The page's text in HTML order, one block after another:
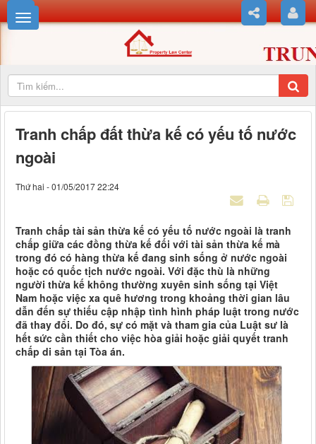
Tranh chấp đất thừa kế có yếu tố nước
ngoài
Thứ hai - 01/05/2017 22:24
Tranh chấp tài sản thừa kế có yếu tố nước ngoài là tranh
chấp giữa các đồng thừa kế đối với tài sản thừa kế mà
trong đó có hàng thừa kế đang sinh sống ở nước ngoài
hoặc có quốc tịch nước ngoài. Với đặc thù là những
người thừa kế không thường xuyên sinh sống tại Việt
Nam hoặc việc xa quê hương trong khoảng thời gian lâu
dẫn đến sự thiếu cập nhập tình hình pháp luật trong nước
đã thay đổi. Do đó, sự có mặt và tham gia của Luật sư là
hết sức cần thiết cho việc hòa giải hoặc giải quyết tranh
chấp di sản tại Tòa án.